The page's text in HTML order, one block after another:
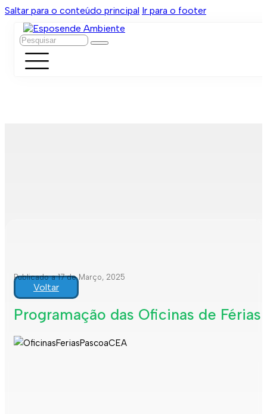
Saltar para o conteúdo principal Ir para o footer
Pesquisar
Publicado a 17 de Março, 2025
Voltar
Programação das Oficinas de